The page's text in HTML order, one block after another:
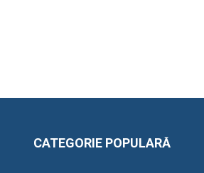
CATEGORIE POPULARĂ